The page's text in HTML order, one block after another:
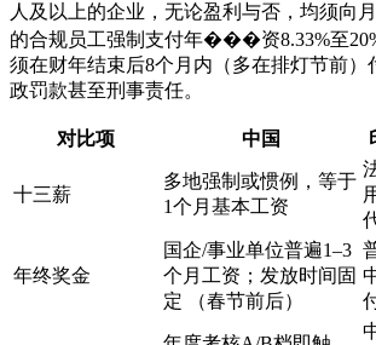
人及以上的企业，无论盈利与否，均须向
的合规员工强制支付年���资8.33%至
须在财年结束后8个月内（多在排灯节前）
政罚款甚至刑事责任。
对比项 中国
十三薪
多地强制或惯例，等于
1个月基本工资
年终奖金
国企/事业单位普遍1–3
个月工资；发放时间固
定 （春节前后）